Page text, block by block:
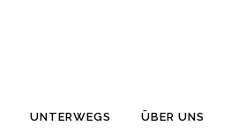
UNTERWEGS ÜBER UNS